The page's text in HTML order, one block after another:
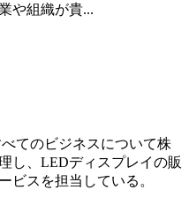
や組織が貴...
てのビジネスについて株
し、LEDディスプレイの販
ビスを担当している。